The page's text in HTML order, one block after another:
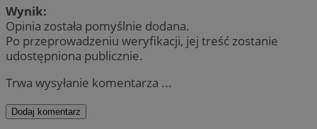
Wynik:
Opinia została pomyślnie dodana.
Po przeprowadzeniu weryfikacji, jej treść zostanie
udostępniona publicznie.
Trwa wysyłanie komentarza ...
Dodaj komentarz